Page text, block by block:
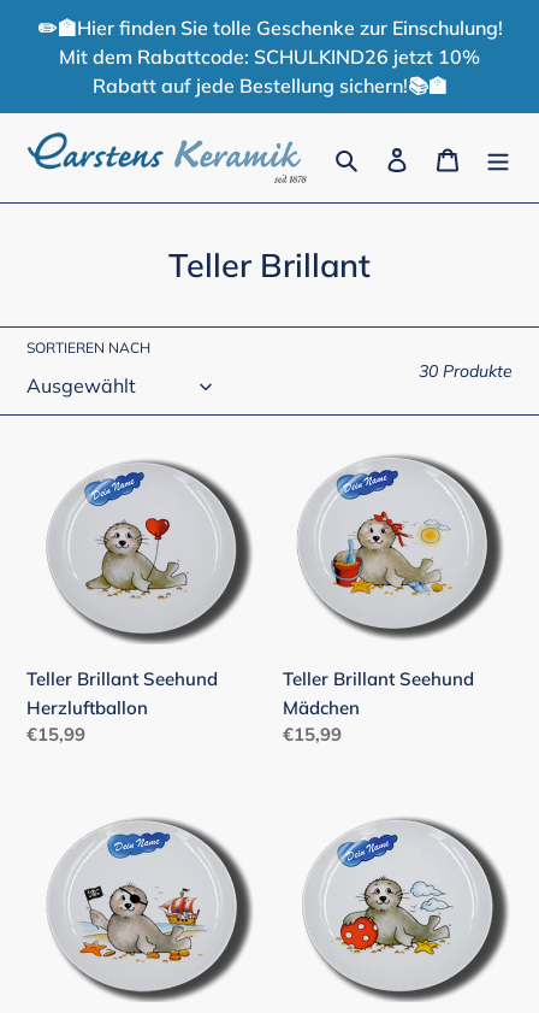
✏️🏫Hier finden Sie tolle Geschenke zur Einschulung!
Mit dem Rabattcode: SCHULKIND26 jetzt 10%
Rabatt auf jede Bestellung sichern!📚🏫
Suchen Einloggen
K
t
g
o
i
e
:
Teller Brillant
SORTIEREN NACH
30 Produkte
Brillant
Seehund
Herzluftballon
Teller Brillant Seehund
Herzluftballon
Normaler
€15,99
Brillant
Seehund
Mädchen
Teller Brillant Seehund
Mädchen
Normaler
€15,99
Brillant
Seehund
Pirat
Brillant
Seehund
Ball